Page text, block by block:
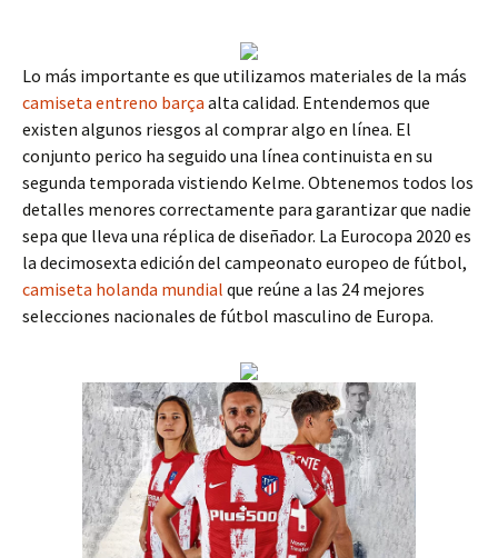
Lo más importante es que utilizamos materiales de la más
camiseta entreno barça alta calidad. Entendemos que
existen algunos riesgos al comprar algo en línea. El
conjunto perico ha seguido una línea continuista en su
segunda temporada vistiendo Kelme. Obtenemos todos los
detalles menores correctamente para garantizar que nadie
sepa que lleva una réplica de diseñador. La Eurocopa 2020 es
la decimosexta edición del campeonato europeo de fútbol,
camiseta holanda mundial que reúne a las 24 mejores
selecciones nacionales de fútbol masculino de Europa.